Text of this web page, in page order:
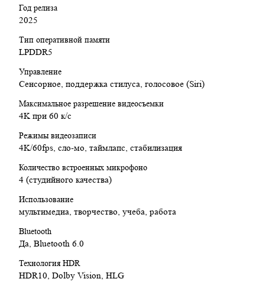
Год релиза
2025
Тип оперативной памяти
LPDDR5
Управление
Сенсорное, поддержка стилуса, голосовое (Siri)
Максимальное разрешение видеосъемки
4K при 60 к/с
Режимы видеозаписи
4K/60fps, сло-мо, таймлапс, стабилизация
Количество встроенных микрофоно
4 (студийного качества)
Использование
мультимедиа, творчество, учеба, работа
Bluetooth
Да, Bluetooth 6.0
Технология HDR
HDR10, Dolby Vision, HLG